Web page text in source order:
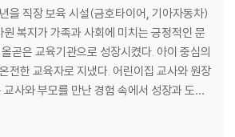
예
이 얻어지는 것은 없다 _ 김지안
련
이 있다 _ 김홍선
_ 김한송
진
의 기회가 있다 _ 박현근
을 직장 보육 시설(금호타이어, 기아자동차)
복지가 가족과 사회에 미치는 긍정적인 문
곧은 교육기관으로 성장시켰다. 아이 중심의
전한 교육자로 지냈다. 어린이집 교사와 원장
사와 부모를 만난 경험 속에서 성장과 도전
과, 지금은 작가와 강연가의 길을 걸어가며 새
역